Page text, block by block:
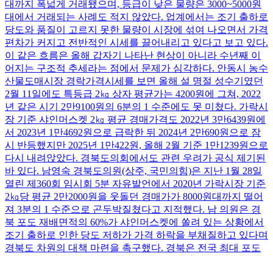
대까지 폭넓게 거래됐으며, 등급이 낮은 물량은 3000~5000원
대에서 거래되는 사례도 적지 않았다. 업계에서는 조기 출하로
당도와 품질이 고르지 못한 물량이 시장에 섞여 나오면서 가격
편차가 커지고 전반적인 시세를 끌어내리고 있다고 보고 있다.
이 같은 흐름은 올해 갑자기 나타난 현상이 아니라 수년째 이
어지는 구조적 추세라는 점에서 문제가 심각하다. 안동시 농수
산물도매시장 경락가격시세를 보면 올해 설 명절 성수기였던
2월 11일에도 특등급 2㎏ 상자 평균가는 4200원에 그쳐, 2022
년 같은 시기 2만9100원의 6분의 1 수준에도 못 미쳤다. 가락시
장 기준 샤인머스켓 2㎏ 평균 경매가격도 2022년 3만6439원에
서 2023년 1만4692원으로 급락한 뒤 2024년 2만690원으로 잠
시 반등했지만 2025년 1만422원, 올해 2월 기준 1만1239원으로
다시 내려앉았다. 경북도의회에서도 관련 우려가 공식 제기된
바 있다. 남영숙 경북도의원(상주, 국민의힘)은 지난 1월 28일
열린 제360회 임시회 5분 자유발언에서 2020년 가락시장 기준
2㎏당 평균 2만2000원을 웃돌던 경매가가 8000원대까지 떨어
져 3분의 1 수준으로 곤두박질쳤다고 지적했다. 남 의원은 경
북 포도 재배면적의 60%가 샤인머스켓에 쏠려 있는 상황에서
조기 출하로 인한 당도 저하가 가격 하락을 부채질하고 있다며
경북도 차원의 대책 마련을 촉구했다. 경북은 전국 최대 포도